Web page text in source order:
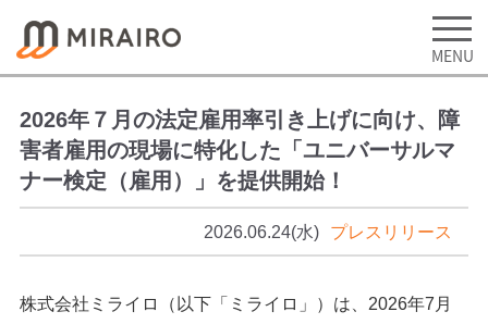
2026年７月の法定雇用率引き上げに向け、障
害者雇用の現場に特化した「ユニバーサルマ
ナー検定（雇用）」を提供開始！
2026.06.24(水) プレスリリース
株式会社ミライロ（以下「ミライロ」）は、2026年7月